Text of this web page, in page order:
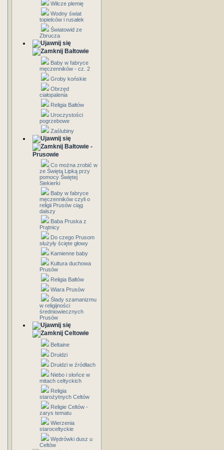
Wilcze plemię
Wodny świat
topielców i rusałek
Światowid ze
Zbrucza
Bałtowie
Baby w fabryce
męczenników - cz. 2
Groby końskie
Obrzęd
ciałopalenia
Religia Bałtów
Uroczystości
pogrzebowe
Zaślubiny
Bałtowie -
Prusowie
Co można zrobić w
ze Świętą Lipką przy
pomocy Świętej
Siekierki
Baby w fabryce
męczenników czyli o
religii Prusów ciąg
dalszy
Baba Pruska z
Prątnicy
Do czego Prusom
służyły ścięte głowy
Kamienne baby
Kultura duchowa
Prusów
Religia Bałtów
Wiara Prusów
Ślady szamanizmu
w religijności
średniowiecznych
Prusów
Celtowie
Beltaine
Druidzi
Druidzi w źródłach
Niebo i słońce w
mitach celtyckich
Religia
starożytnych Celtów
Religie Celtów -
zarys tematu
Wierzenia
staroceltyckie
Wędrówki dusz u
Celtów